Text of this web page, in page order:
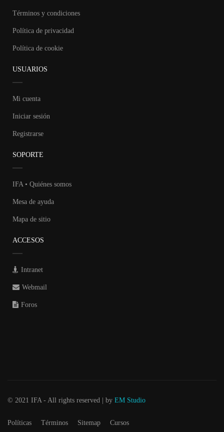
Términos y condiciones
Política de privacidad
Política de cookie
USUARIOS
Mi cuenta
Iniciar sesión
Registrarse
SOPORTE
IFA • Quiénes somos
Mesa de ayuda
Mapa de sitio
ACCESOS
Intranet
Webmail
Foros
© 2021 IFA - All rights reserved | by EM Studio
Políticas Términos Sitemap Cursos